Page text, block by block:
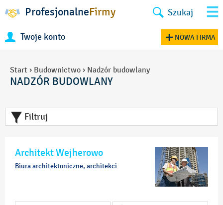
ProfesjonalneFirmy Szukaj
Twoje konto NOWA FIRMA
Start › Budownictwo › Nadzór budowlany
NADZÓR BUDOWLANY
Filtruj
Architekt Wejherowo
Biura architektoniczne, architekci